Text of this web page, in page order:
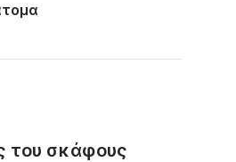
του σκάφους